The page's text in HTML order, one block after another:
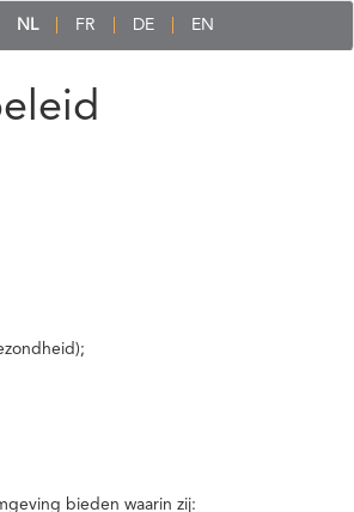
NL FR DE EN
bieden waarin zij: